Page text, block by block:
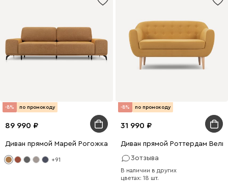
-8% по промокоду
89 990
Диван прямой Марей Рогожка Желтый
+91
-8% по промокоду
31 990
Диван прямой Роттердам
3отзыва
В наличии в других
цветах: 18 шт.